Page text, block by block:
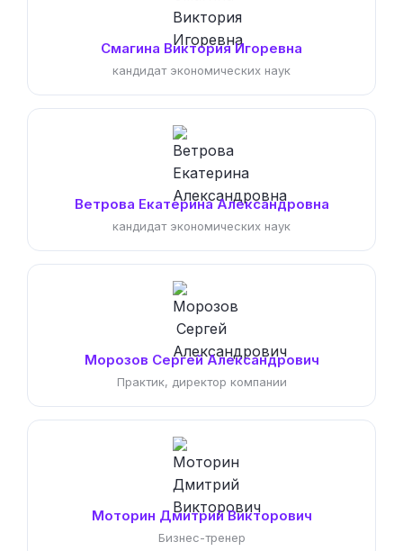
Смагина Виктория Игоревна
кандидат экономических наук
Ветрова Екатерина Александровна
кандидат экономических наук
Морозов Сергей Александрович
Практик, директор компании
Моторин Дмитрий Викторович
Бизнес-тренер